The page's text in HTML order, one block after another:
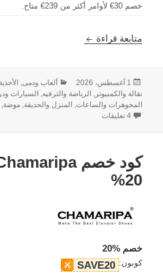
خصم 30€ لأوامر أكثر من 239€ متاح.
متابعة قراءة كود خصم علي اكسبرس:
نُشرت
في
1 أغسطس، 2026 التصنيفات
ألعاب ودمى,
نقالة والكمبيوتر, الرياضة والترفيه, السيارات
المجوهرات والساعات, المنزل والحديقة,موضة,
4 تعليقات
على كود خصم علي اكسبرس: خصم
20%
خصم %20
كوبون: SAVE20